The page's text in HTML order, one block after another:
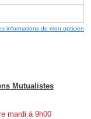
informations de mon opticien
Mutualistes
mardi à 9h00